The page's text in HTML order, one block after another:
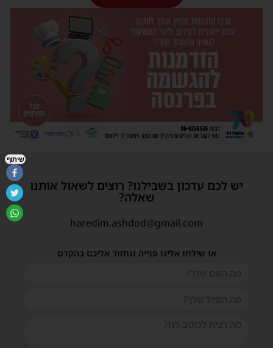
יש לכם עדכון בשבילנו? רוצים לשאול אותנו
שאלה?
haredim.ashdod@gmail.com
או שילחו אלינו פנייה ונחזור אליכם בהקדם
שיתוף